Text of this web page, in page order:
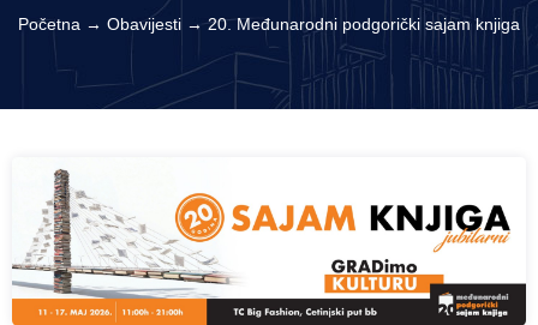
Početna → Obavijesti →20. Međunarodni podgorički sajam knjiga